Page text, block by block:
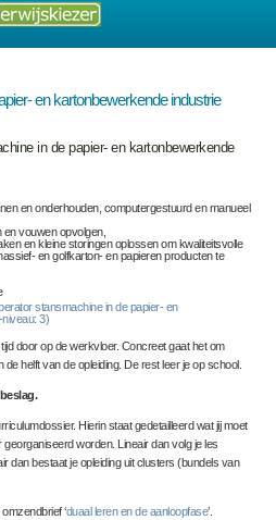
en kartonbewerkende industrie
in de papier- en kartonbewerkende
en onderhouden, computergestuurd en manueel
vouwen opvolgen,
en kleine storingen oplossen om kwaliteitsvolle
en golfkarton- en papieren producten te
stansmachine in de papier- en
3)
door op de werkvloer. Concreet gaat het om
helft van de opleiding. De rest leer je op school.
Hierin staat gedetailleerd wat jij moet
worden. Lineair dan volg je les
dan bestaat je opleiding uit clusters (bundels van
‘duaal leren en de aanloopfase’.